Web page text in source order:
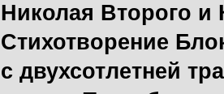
Николая Второго и
Стихотворение
с двухсотлетней